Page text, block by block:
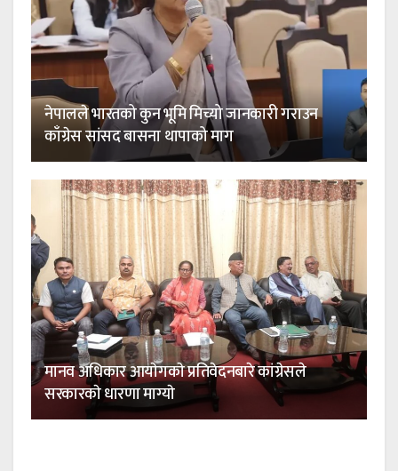
नेपालले भारतको कुन भूमि मिच्यो जानकारी गराउन
काँग्रेस सांसद बासना थापाको माग
मानव अधिकार आयाेगकाे प्रतिवेदनबारे कांग्रेसले
सरकारकाे धारणा माग्याे